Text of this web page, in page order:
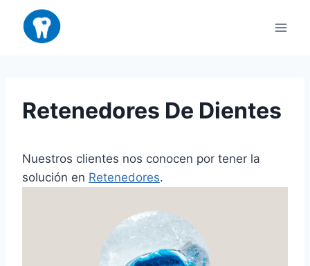
Saltar
contenido
Retenedores De Dientes
Nuestros clientes nos conocen por tener la
solución en Retenedores.